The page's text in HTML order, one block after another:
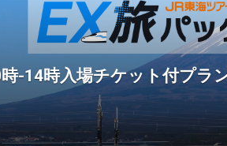
-14時入場チケット付プラ